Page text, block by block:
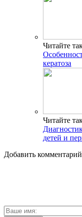
Читайте
кератоза
Читайте
детей и
Добавить комментарий